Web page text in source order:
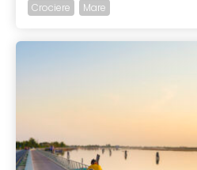
Crociere Mare